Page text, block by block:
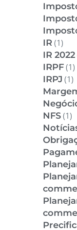
IR(1)
IR 2022
IRPF(1)
IRPJ (1)
NFS(1)